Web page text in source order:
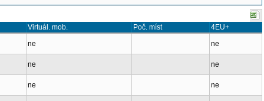
Virtuál. mob. Poč. míst
4EU+
ne ne
ne ne
ne ne